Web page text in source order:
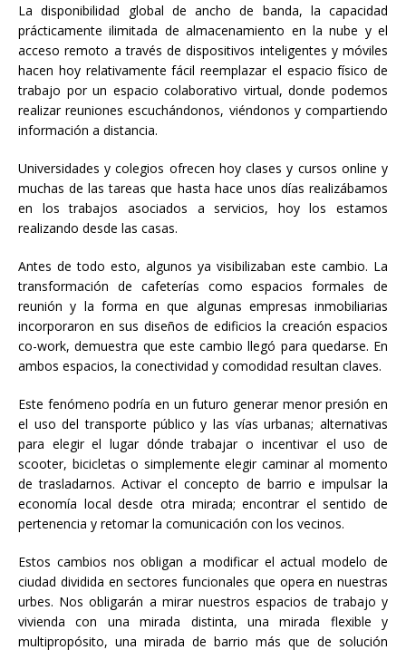
La disponibilidad global de ancho de banda, la capacidad
prácticamente ilimitada de almacenamiento en la nube y el
acceso remoto a través de dispositivos inteligentes y móviles
hacen hoy relativamente fácil reemplazar el espacio físico de
trabajo por un espacio colaborativo virtual, donde podemos
realizar reuniones escuchándonos, viéndonos y compartiendo
información a distancia.
Universidades y colegios ofrecen hoy clases y cursos online y
muchas de las tareas que hasta hace unos días realizábamos
en los trabajos asociados a servicios, hoy los estamos
realizando desde las casas.
Antes de todo esto, algunos ya visibilizaban este cambio. La
transformación de cafeterías como espacios formales de
reunión y la forma en que algunas empresas inmobiliarias
incorporaron en sus diseños de edificios la creación espacios
co-work, demuestra que este cambio llegó para quedarse. En
ambos espacios, la conectividad y comodidad resultan claves.
Este fenómeno podría en un futuro generar menor presión en
el uso del transporte público y las vías urbanas; alternativas
para elegir el lugar dónde trabajar o incentivar el uso de
scooter, bicicletas o simplemente elegir caminar al momento
de trasladarnos. Activar el concepto de barrio e impulsar la
economía local desde otra mirada; encontrar el sentido de
pertenencia y retomar la comunicación con los vecinos.
Estos cambios nos obligan a modificar el actual modelo de
ciudad dividida en sectores funcionales que opera en nuestras
urbes. Nos obligarán a mirar nuestros espacios de trabajo y
vivienda con una mirada distinta, una mirada flexible y
multipropósito, una mirada de barrio más que de solución